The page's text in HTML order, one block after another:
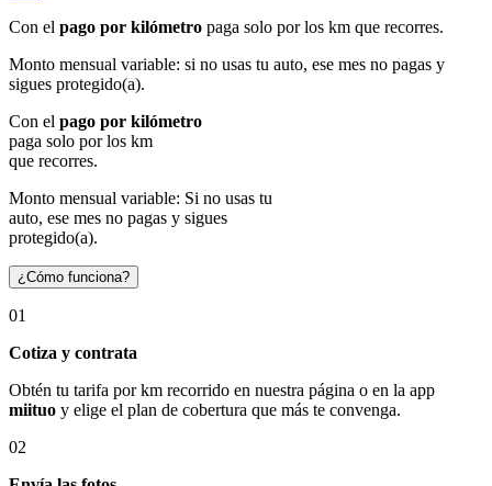
Con el pago por kilómetro paga solo por los km que recorres.
Monto mensual variable: si no usas tu auto, ese mes no pagas y
sigues protegido(a).
Con el pago por kilómetro
paga solo por los km
que recorres.
Monto mensual variable: Si no usas tu
auto, ese mes no pagas y sigues
protegido(a).
¿Cómo funciona?
01
Cotiza y contrata
Obtén tu tarifa por km recorrido en nuestra página o en la app
miituo y elige el plan de cobertura que más te convenga.
02